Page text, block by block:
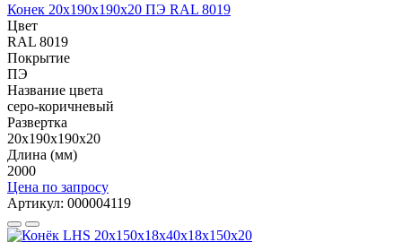
Конек 20х190х190х20 ПЭ RAL 8019
Цвет
RAL 8019
Покрытие
ПЭ
Название цвета
серо-коричневый
Развертка
20х190х190х20
Длина (мм)
2000
Цена по запросу
Артикул: 000004119